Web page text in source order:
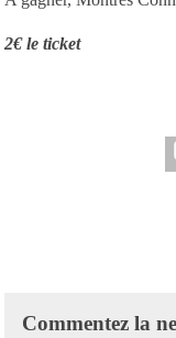
2€ le ticket
Commentez la